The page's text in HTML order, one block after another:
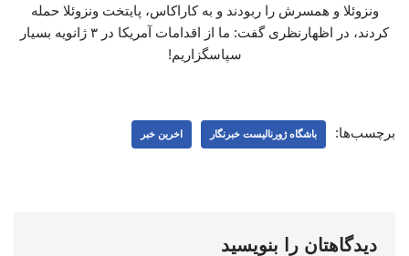
ونزوئلا و همسرش را ربودند و به کاراکاس، پایتخت ونزوئلا حمله
کردند، در اظهارنظری گفت: ما از اقدامات آمریکا در ۳ ژانویه بسیار
سپاسگزاریم!
برچسب‌ها: باشگاه ژورنالیست خبرنگار اخرین خبر
دیدگاهتان را بنویسید